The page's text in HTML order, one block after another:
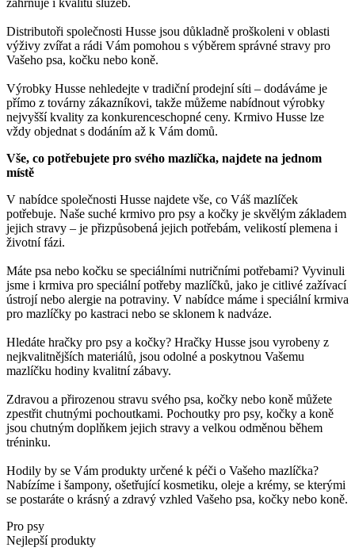
Distributoři společnosti Husse jsou důkladně proškoleni v oblasti
výživy zvířat a rádi Vám pomohou s výběrem správné stravy pro
Vašeho psa, kočku nebo koně.
Výrobky Husse nehledejte v tradiční prodejní síti – dodáváme je
přímo z továrny zákazníkovi, takže můžeme nabídnout výrobky
nejvyšší kvality za konkurenceschopné ceny. Krmivo Husse lze
vždy objednat s dodáním až k Vám domů.
Vše, co potřebujete pro svého mazlíčka, najdete na jednom
místě
V nabídce společnosti Husse najdete vše, co Váš mazlíček
potřebuje. Naše suché krmivo pro psy a kočky je skvělým základem
jejich stravy – je přizpůsobená jejich potřebám, velikostí plemena i
životní fázi.
Máte psa nebo kočku se speciálními nutričními potřebami? Vyvinuli
jsme i krmiva pro speciální potřeby mazlíčků, jako je citlivé zažívací
ústrojí nebo alergie na potraviny. V nabídce máme i speciální krmiva
pro mazlíčky po kastraci nebo se sklonem k nadváze.
Hledáte hračky pro psy a kočky? Hračky Husse jsou vyrobeny z
nejkvalitnějších materiálů, jsou odolné a poskytnou Vašemu
mazlíčku hodiny kvalitní zábavy.
Zdravou a přirozenou stravu svého psa, kočky nebo koně můžete
zpestřit chutnými pochoutkami. Pochoutky pro psy, kočky a koně
jsou chutným doplňkem jejich stravy a velkou odměnou během
tréninku.
Hodily by se Vám produkty určené k péči o Vašeho mazlíčka?
Nabízíme i šampony, ošetřující kosmetiku, oleje a krémy, se kterými
se postaráte o krásný a zdravý vzhled Vašeho psa, kočky nebo koně.
Pro psy
Nejlepší produkty